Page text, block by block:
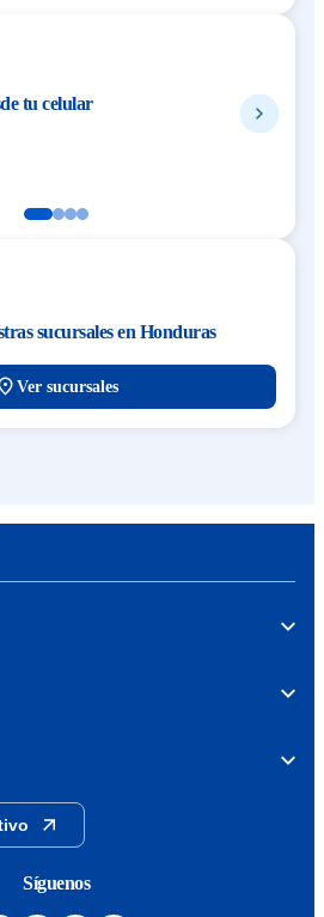
tu celular
sucursales en Honduras
Ver sucursales
Síguenos